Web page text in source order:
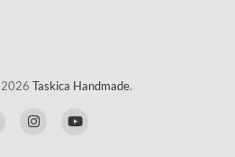
Taskica Handmade.